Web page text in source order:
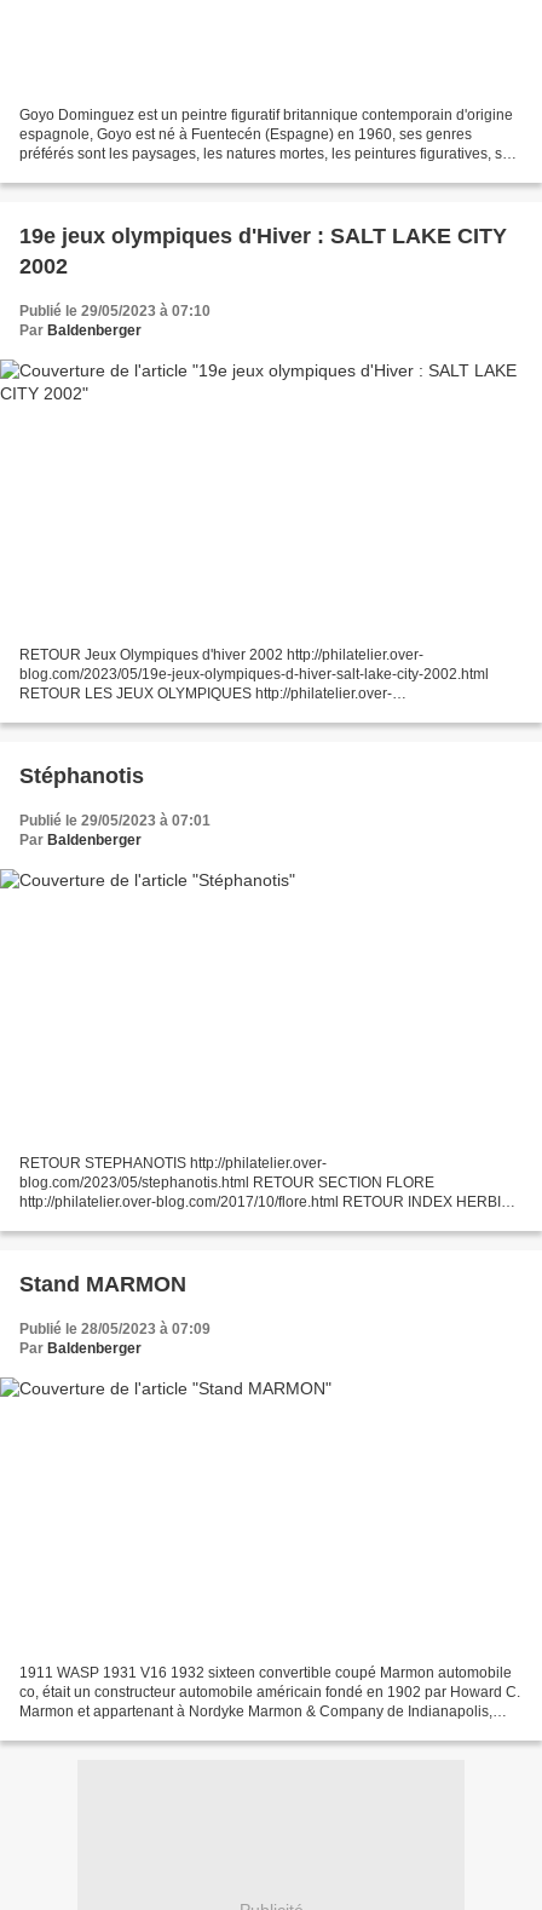
Goyo Dominguez est un peintre figuratif britannique contemporain d'origine
espagnole, Goyo est né à Fuentecén (Espagne) en 1960, ses genres
préférés sont les paysages, les natures mortes, les peintures figuratives, sa
19e jeux olympiques d'Hiver : SALT LAKE CITY
2002
Publié le 29/05/2023 à 07:10
Par Baldenberger
RETOUR Jeux Olympiques d'hiver 2002 http://philatelier.over-
blog.com/2023/05/19e-jeux-olympiques-d-hiver-salt-lake-city-2002.html
RETOUR LES JEUX OLYMPIQUES http://philatelier.over-
http://philatelier.over-blog.com/2019/05/sports.html...
Stéphanotis
Publié le 29/05/2023 à 07:01
Par Baldenberger
RETOUR STEPHANOTIS http://philatelier.over-
blog.com/2023/05/stephanotis.html RETOUR SECTION FLORE
http://philatelier.over-blog.com/2017/10/flore.html RETOUR INDEX HERBIER
Stand MARMON
Publié le 28/05/2023 à 07:09
Par Baldenberger
1911 WASP 1931 V16 1932 sixteen convertible coupé Marmon automobile
co, était un constructeur automobile américain fondé en 1902 par Howard C.
Marmon et appartenant à Nordyke Marmon & Company de Indianapolis,